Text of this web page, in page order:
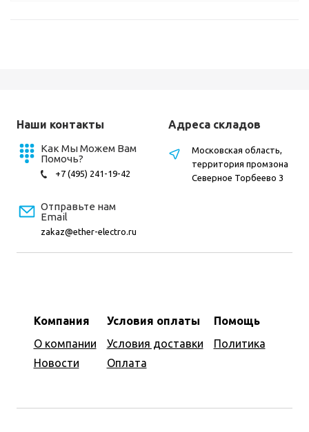
Наши контакты
Как Мы Можем Вам
Помочь?
+7 (495) 241-19-42
Отправьте нам
Email
zakaz@ether-electro.ru
Компания
О компании
Новости
Условия оплаты
Условия доставки
Оплата
Помощь
Политика
Адреса складов
Московская область,
территория промзона
Северное Торбеево 3